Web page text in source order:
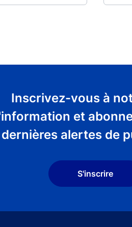
Inscrivez-vous à
et
dernières alertes de
S'inscrire